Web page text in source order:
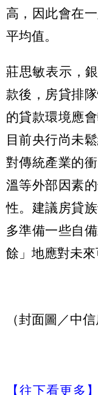
高，因此會在
平均值。
莊思敏表示，
款後，房貸排
的貸款環境應
目前央行尚未
對傳統產業的
溫等外部因素
性。建議房貸
多準備一些自
餘」地應對未來
（封面圖／中
【往下看更多】